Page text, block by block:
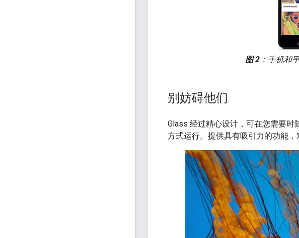
图 2：手机和
别妨碍他们
Glass 经过精心设计，可在您需要时
方式运行。提供具有吸引力的功能